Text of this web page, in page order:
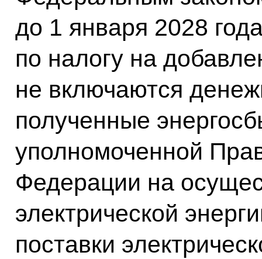
до 1 января 2028
по налогу на
не включаются
полученные
уполномоченной
Федерации на
электрической
поставки